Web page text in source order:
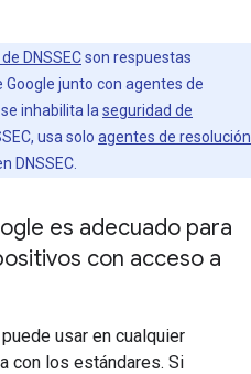
DNSSECson respuestas
Google junto con agentes de
inhabilita la seguridad de
usa solo agentes de resolución
DNSSEC.
es adecuado para
con acceso a
usar en cualquier
con los estándares. Si